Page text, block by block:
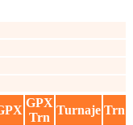
GPX
Trn
Turnaje Trn